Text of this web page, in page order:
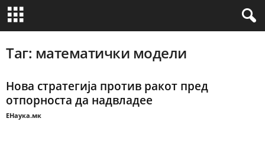
Таг: математички модели
Нова стратегија против ракот пред
отпорноста да надвладее
ЕНаука.мк